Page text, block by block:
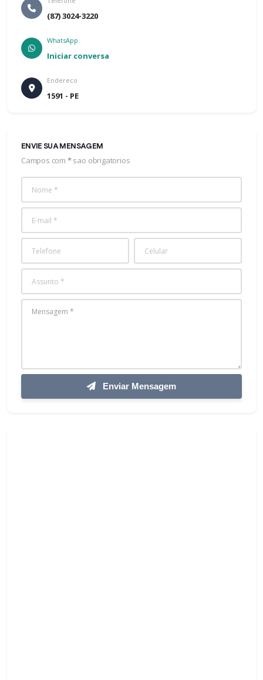
(87) 3024-3220
WhatsApp
Iniciar conversa
Endereco
1591 - PE
ENVIE SUA MENSAGEM
Campos com *sao obrigatorios
Enviar Mensagem